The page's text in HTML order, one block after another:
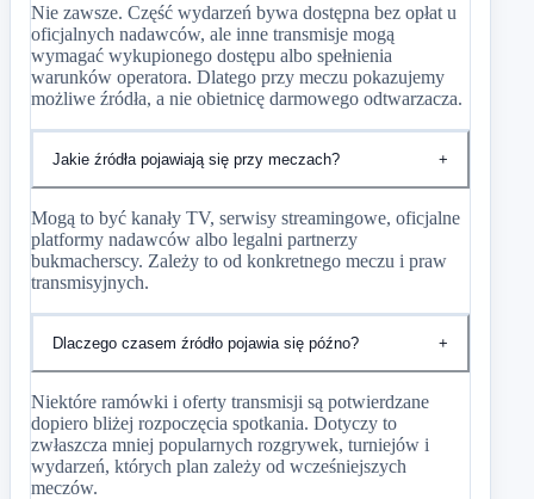
Nie zawsze. Część wydarzeń bywa dostępna bez opłat u
oficjalnych nadawców, ale inne transmisje mogą
wymagać wykupionego dostępu albo spełnienia
warunków operatora. Dlatego przy meczu pokazujemy
możliwe źródła, a nie obietnicę darmowego odtwarzacza.
Jakie źródła pojawiają się przy meczach? +
Mogą to być kanały TV, serwisy streamingowe, oficjalne
platformy nadawców albo legalni partnerzy
bukmacherscy. Zależy to od konkretnego meczu i praw
transmisyjnych.
Dlaczego czasem źródło pojawia się późno? +
Niektóre ramówki i oferty transmisji są potwierdzane
dopiero bliżej rozpoczęcia spotkania. Dotyczy to
zwłaszcza mniej popularnych rozgrywek, turniejów i
wydarzeń, których plan zależy od wcześniejszych
meczów.